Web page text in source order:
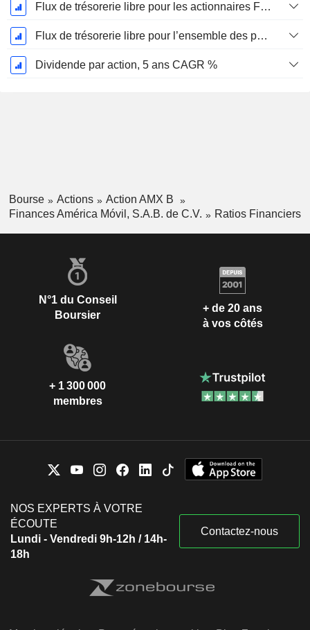
Flux de trésorerie libre pour les actionnaires FCFE, CAGR sur 5 ans
Flux de trésorerie libre pour l’ensemble des pourvoyeurs de fonds (créanciers et actionnaires) FCFF, CAGR sur 5 ans
Dividende par action, 5 ans CAGR %
Bourse Actions
Action AMX B
Finances América Móvil, S.A.B. de C.V.
Ratios Financiers
N°1 du Conseil
Boursier
+ de 20 ans
à vos côtés
+ 1 300 000
membres
NOS EXPERTS À VOTRE
ÉCOUTE
Lundi - Vendredi 9h-12h / 14h-
18h
Contactez-nous